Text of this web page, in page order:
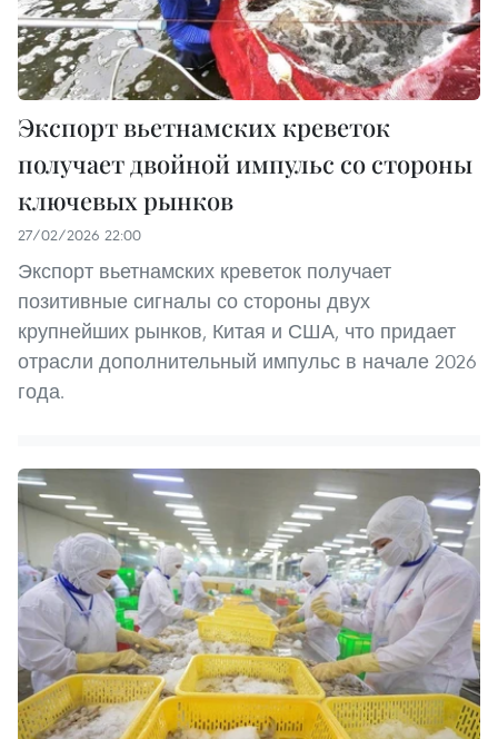
Экспорт вьетнамских креветок
получает двойной импульс со стороны
ключевых рынков
27/02/2026 22:00
Экспорт вьетнамских креветок получает
позитивные сигналы со стороны двух
крупнейших рынков, Китая и США, что придает
отрасли дополнительный импульс в начале 2026
года.